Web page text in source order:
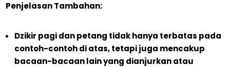
Penjelasan Tambahan:
Dzikir pagi dan petang tidak hanya terbatas pada
contoh-contoh di atas, tetapi juga mencakup
bacaan-bacaan lain yang dianjurkan atau